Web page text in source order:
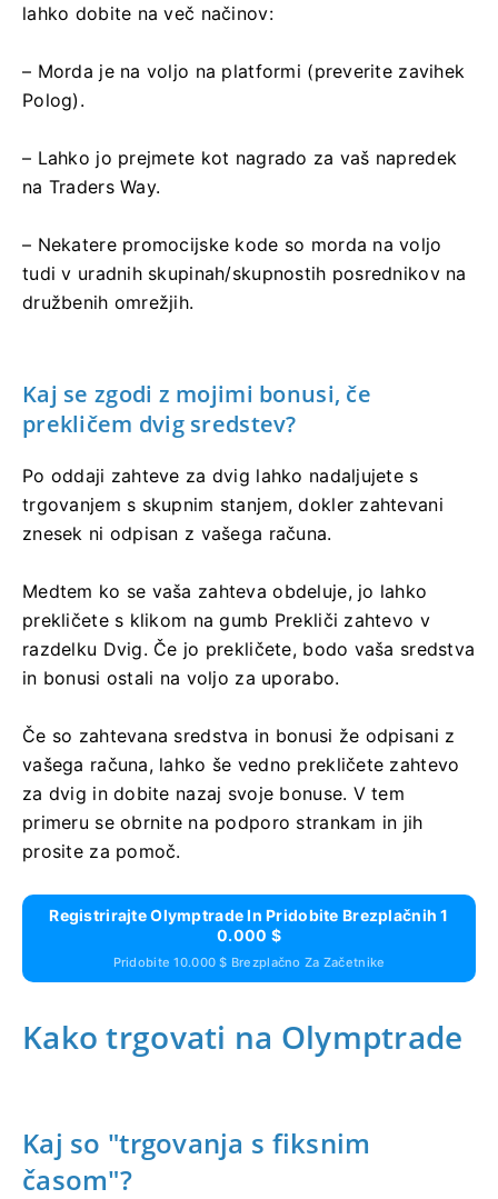
lahko dobite na več načinov:
– Morda je na voljo na platformi (preverite zavihek
Polog).
– Lahko jo prejmete kot nagrado za vaš napredek
na Traders Way.
– Nekatere promocijske kode so morda na voljo
tudi v uradnih skupinah/skupnostih posrednikov na
družbenih omrežjih.
Kaj se zgodi z mojimi bonusi, če
prekličem dvig sredstev?
Po oddaji zahteve za dvig lahko nadaljujete s
trgovanjem s skupnim stanjem, dokler zahtevani
znesek ni odpisan z vašega računa.
Medtem ko se vaša zahteva obdeluje, jo lahko
prekličete s klikom na gumb Prekliči zahtevo v
razdelku Dvig. Če jo prekličete, bodo vaša sredstva
in bonusi ostali na voljo za uporabo.
Če so zahtevana sredstva in bonusi že odpisani z
vašega računa, lahko še vedno prekličete zahtevo
za dvig in dobite nazaj svoje bonuse. V tem
primeru se obrnite na podporo strankam in jih
prosite za pomoč.
Registrirajte Olymptrade In Pridobite Brezplačnih 1
0.000 $
Pridobite 10.000 $ Brezplačno Za Začetnike
Kako trgovati na Olymptrade
Kaj so "trgovanja s fiksnim
časom"?